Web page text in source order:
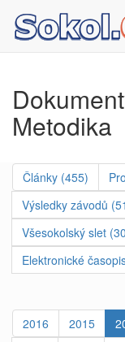
Metodika
Články (455)
Výsledky závodů
Všesokolský slet
Elektronické
2016 2015